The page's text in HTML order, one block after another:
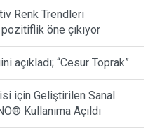
Renk Trendleri
öne çıkıyor
açıkladı; “Cesur Toprak”
için Geliştirilen Sanal
Kullanıma Açıldı